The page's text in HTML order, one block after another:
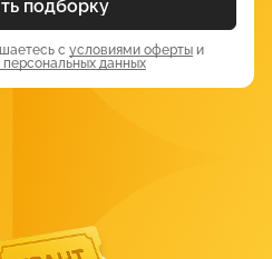
желающих пройти
видеолекций и вебинаров
образования:
подборку
с условиями оферты и
персональных данных